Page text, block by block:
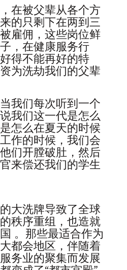
在被父辈从各个方
的只剩下在两到三
雇佣，这些岗位鲜
，在健康服务行
得不能再好的特
为洗劫我们的父辈
我们每次听到一个
我们这一代是怎么
怎么在夏天的时候
作的时候，我们会
们开膛破肚，然后
来偿还我们的学生
大洗牌导致了全球
秩序重组，也造就
。那些最适合作为
都会地区，伴随着
务业的聚集而发展